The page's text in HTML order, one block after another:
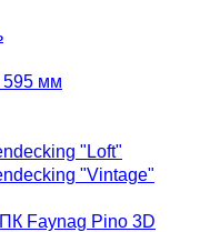
595 мм
"Loft"
"Vintage"
Faynag Pino 3D